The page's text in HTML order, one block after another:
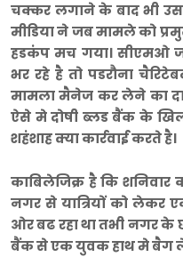
चक्कर लगाने के बाद भी
मीडिया ने जब मामले को
हडकंप मच गया। सीएमओ
भर रहे है तो पडरौना
मामला मैनेज कर लेने का
ऐसे मे दोषी ब्लड बैंक के
शहंशाह क्या कार्रवाई करते है।
काबिलेजिक्र है कि शनिवार
नगर से यात्रियों को लेकर
ओर बढ रहा था तभी नगर के
बैंक से एक युवक हाथ मे बैग